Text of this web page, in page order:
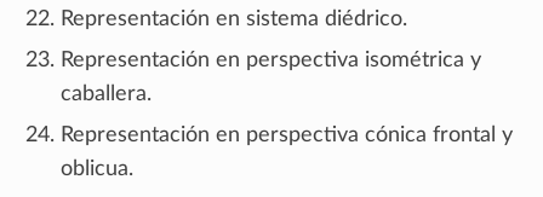
Representación en sistema diédrico.
Representación en perspectiva isométrica y
caballera.
Representación en perspectiva cónica frontal y
oblicua.